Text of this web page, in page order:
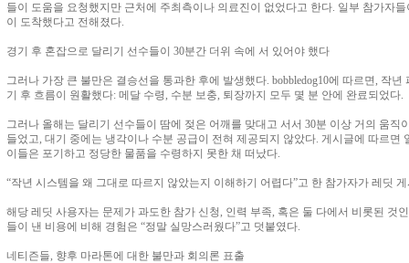
들이 도움을 요청했지만 근처에 주최측이나 의료진이 없었다고 한다. 일부 참가자
이 도착했다고 전해졌다.
경기 후 혼잡으로 달리기 선수들이 30분간 더위 속에 서 있어야 했다
그러나 가장 큰 불만은 결승선을 통과한 후에 발생했다. bobbledog10에 따르면, 작
기 후 흐름이 원활했다: 메달 수령, 수분 보충, 퇴장까지 모두 몇 분 안에 완료되었다.
그러나 올해는 달리기 선수들이 땀에 젖은 어깨를 맞대고 서서 30분 이상 거의 움직
들었고, 대기 중에는 냉각이나 수분 공급이 전혀 제공되지 않았다. 게시글에 따르면
이들은 포기하고 정당한 물품을 수령하지 못한 채 떠났다.
“작년 시스템을 왜 그대로 따르지 않았는지 이해하기 어렵다”고 한 참가자가 레딧
해당 레딧 사용자는 문제가 과도한 참가 신청, 인력 부족, 혹은 둘 다에서 비롯된 것
들이 낸 비용에 비해 경험은 “정말 실망스러웠다”고 덧붙였다.
네티즌들, 향후 마라톤에 대한 불만과 회의론 표출